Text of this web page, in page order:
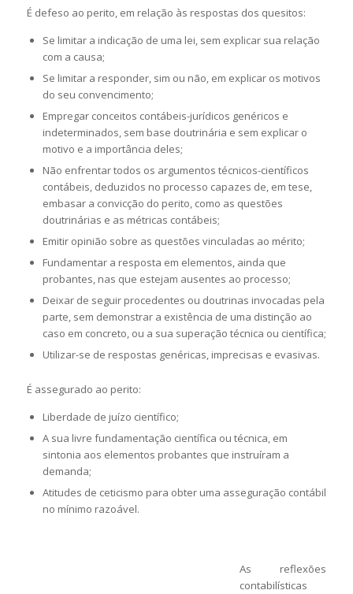
É defeso ao perito, em relação às respostas dos quesitos:
Se limitar a indicação de uma lei, sem explicar sua relação
com a causa;
Se limitar a responder, sim ou não, em explicar os motivos
do seu convencimento;
Empregar conceitos contábeis-jurídicos genéricos e
indeterminados, sem base doutrinária e sem explicar o
motivo e a importância deles;
Não enfrentar todos os argumentos técnicos-científicos
contábeis, deduzidos no processo capazes de, em tese,
embasar a convicção do perito, como as questões
doutrinárias e as métricas contábeis;
Emitir opinião sobre as questões vinculadas ao mérito;
Fundamentar a resposta em elementos, ainda que
probantes, nas que estejam ausentes ao processo;
Deixar de seguir procedentes ou doutrinas invocadas pela
parte, sem demonstrar a existência de uma distinção ao
caso em concreto, ou a sua superação técnica ou científica;
Utilizar-se de respostas genéricas, imprecisas e evasivas.
É assegurado ao perito:
Liberdade de juízo científico;
A sua livre fundamentação científica ou técnica, em
sintonia aos elementos probantes que instruíram a
demanda;
Atitudes de ceticismo para obter uma asseguração contábil
no mínimo razoável.
As reflexões
contabilísticas